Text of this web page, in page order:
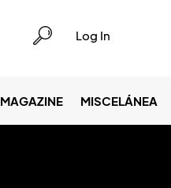
Log In
MAGAZINE MISCELÁNEA